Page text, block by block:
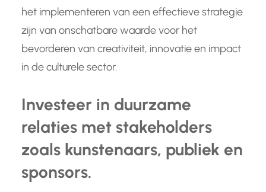
het implementeren van een effectieve strategie
zijn van onschatbare waarde voor het
bevorderen van creativiteit, innovatie en impact
in de culturele sector.
Investeer in duurzame
relaties met stakeholders
zoals kunstenaars, publiek en
sponsors.